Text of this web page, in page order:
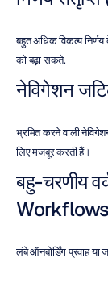
बहुत अधिक विकल्प
को बढ़ा सकते.
नेविगेशन
भ्रमित करने वाली
लिए मजबूर करती हैं।
बहु-चरणीय
लंबे ऑनबोर्डिंग प्रवाह